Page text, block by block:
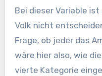
Bei dieser Variable
Volk nicht
Frage, ob jeder das
wäre hier also, wie
vierte Kategorie